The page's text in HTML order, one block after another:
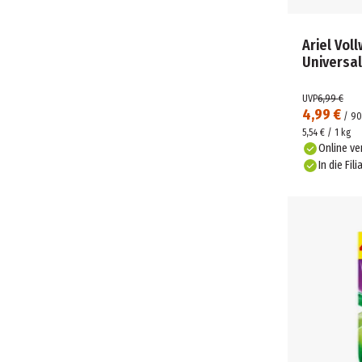
Ariel
4,99 € /
UVP6,99 €
5,54 € / 1 kg
Online
In die